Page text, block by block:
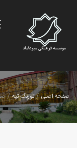
صفحه اصلی تورنگ تپه